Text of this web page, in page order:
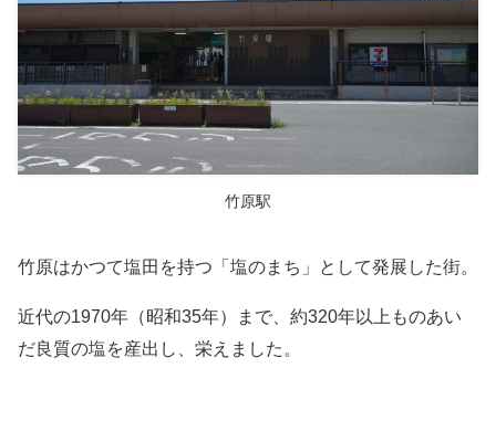
竹原駅
竹原はかつて塩田を持つ「塩のまち」として発展した街。
近代の1970年（昭和35年）まで、約320年以上ものあい
だ良質の塩を産出し、栄えました。